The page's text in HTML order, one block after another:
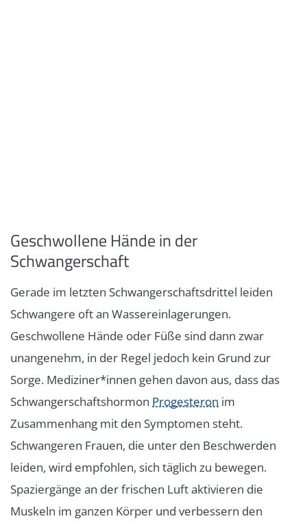
Geschwollene Hände in der
Schwangerschaft
Gerade im letzten Schwangerschaftsdrittel leiden
Schwangere oft an Wassereinlagerungen.
Geschwollene Hände oder Füße sind dann zwar
unangenehm, in der Regel jedoch kein Grund zur
Sorge. Mediziner*innen gehen davon aus, dass das
Schwangerschaftshormon Progesteron im
Zusammenhang mit den Symptomen steht.
Schwangeren Frauen, die unter den Beschwerden
leiden, wird empfohlen, sich täglich zu bewegen.
Spaziergänge an der frischen Luft aktivieren die
Muskeln im ganzen Körper und verbessern den